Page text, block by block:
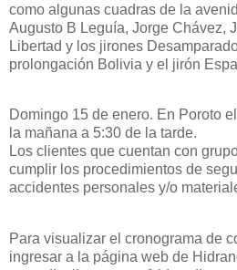
como algunas cuadras de la
Augusto B Leguía, Jorge Chávez,
Libertad y los jirones
prolongación Bolivia y el jirón
Domingo 15 de enero. En Poroto
la mañana a 5:30 de la tarde.
Los clientes que cuentan con
cumplir los procedimientos de
accidentes personales y/o
Para visualizar el cronograma de
ingresar a la página web de